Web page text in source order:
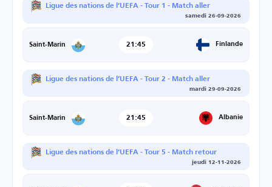
Ligue des nations de l’UEFA - Tour 1 - Match aller
samedi 26-09-2026
Saint-Marin 21:45 Finlande
Ligue des nations de l’UEFA - Tour 2 - Match aller
mardi 29-09-2026
Saint-Marin 21:45 Albanie
Ligue des nations de l’UEFA - Tour 5 - Match retour
jeudi 12-11-2026